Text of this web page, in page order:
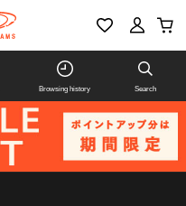
Browsing history Search